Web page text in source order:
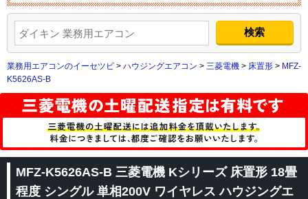
業務用エアコンのイーセツビ > ハウジングエアコン > 三菱電機 > 床置形 > MFZ-
K5626AS-B
MFZ-K5626AS-B 三菱電機 Kシリーズ 床置形 18畳
程度 シングル 単相200V ワイヤレス ハウジングエ